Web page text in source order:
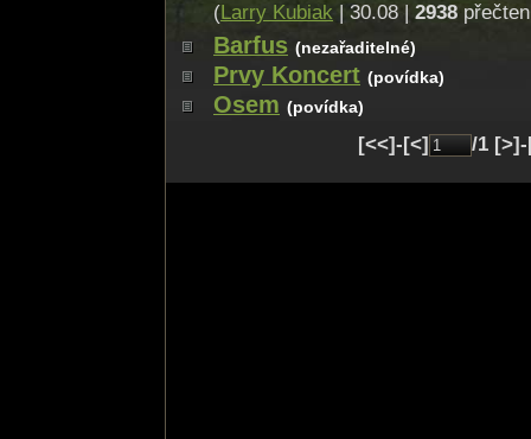
(Larry Kubiak | 30.08 | 2938
Barfus (nezařaditelné)
Prvy Koncert (povídka)
Osem (povídka)
[<<]-[<] /1